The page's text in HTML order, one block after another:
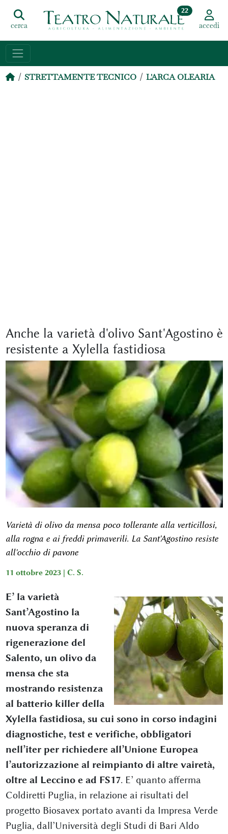
cerca
22
accedi
STRETTAMENTE TECNICO L'ARCA OLEARIA
Anche la varietà d'olivo Sant'Agostino è
resistente a Xylella fastidiosa
Varietà di olivo da mensa poco tollerante alla verticillosi,
alla rogna e ai freddi primaverili. La Sant'Agostino resiste
all'occhio di pavone
11 ottobre 2023 | C. S.
E’ la varietà
Sant’Agostino la
nuova speranza di
rigenerazione del
Salento, un olivo da
mensa che sta
mostrando resistenza
al batterio killer della
Xylella fastidiosa, su cui sono in corso indagini
diagnostiche, test e verifiche, obbligatori
nell’iter per richiedere all’Unione Europea
l’autorizzazione al reimpianto di altre vairetà,
oltre al Leccino e ad FS17. E’ quanto afferma
Coldiretti Puglia, in relazione ai risultati del
progetto Biosavex portato avanti da Impresa Verde
Puglia, dall’Università degli Studi di Bari Aldo